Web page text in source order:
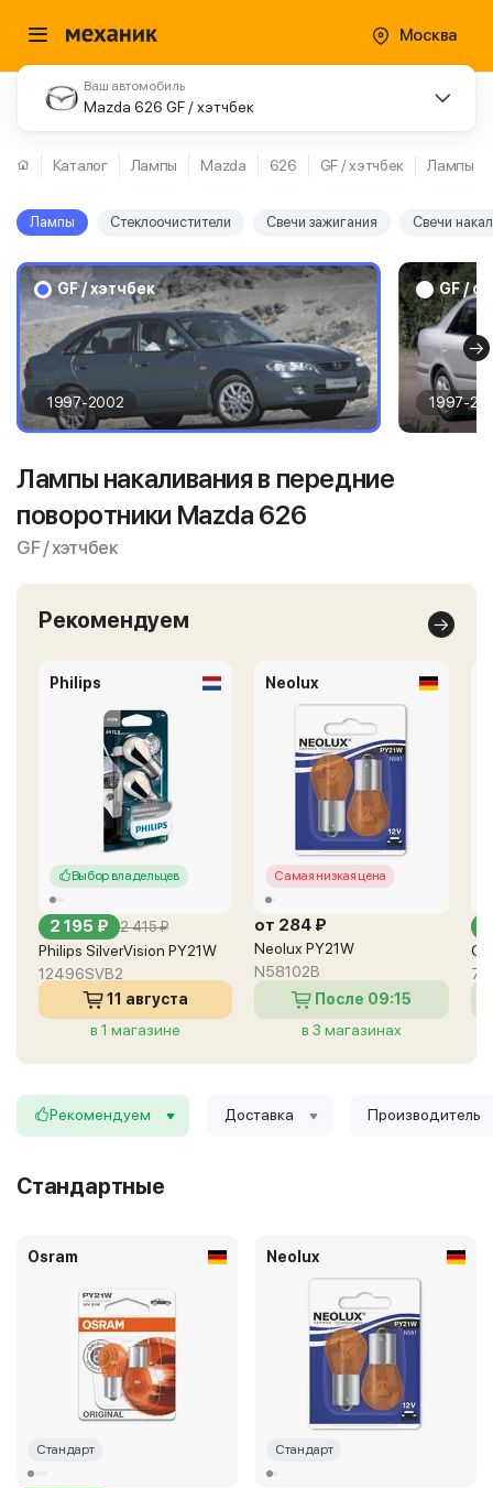
Москва
Ваш автомобиль
Mazda 626 GF / хэтчбек
Каталог Лампы Mazda 626 GF / хэтчбек Лампы
Лампы Стеклоочистители Свечи зажигания Свечи
GF / хэтчбек
1997-2002
GF /
1997-
Лампы накаливания в передние
поворотники Mazda 626
GF / хэтчбек
Рекомендуем
Philips
Выбор владельцев
2 195 ₽ 2 415 ₽
Philips SilverVision PY21W
12496SVB2
11 августа
в 1 магазине
Neolux
Самая низкая цена
от 284 ₽
Neolux PY21W
N58102B
После 09:15
в 3 магазинах
Рекомендуем Доставка Производитель
Стандартные
Osram
Стандарт
Neolux
Стандарт